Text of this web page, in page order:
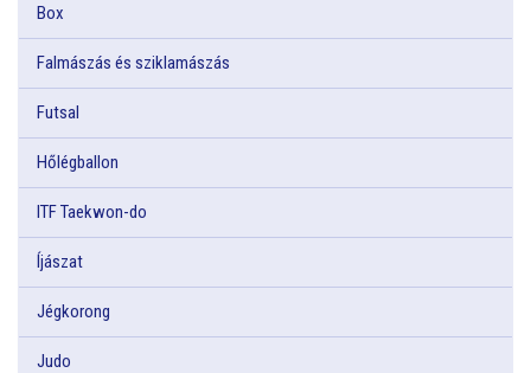
Box
Falmászás és sziklamászás
Futsal
Hőlégballon
ITF Taekwon-do
Íjászat
Jégkorong
Judo